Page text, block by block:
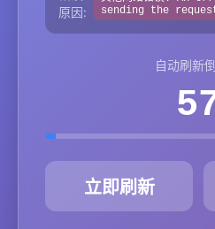
原因:
sending the
自动刷新
立即刷新